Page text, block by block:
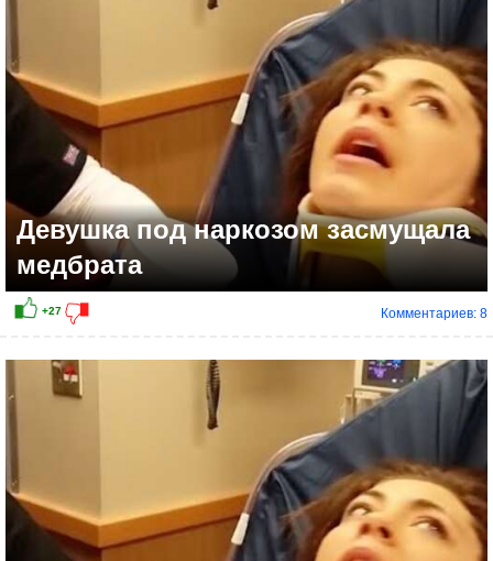
Девушка под наркозом засмущала
медбрата
Комментариев: 8